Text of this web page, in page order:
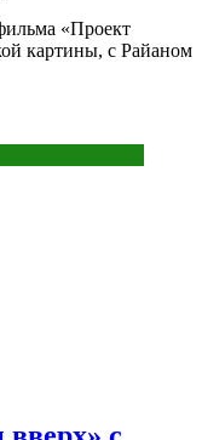
«Проект
картины, с Райаном